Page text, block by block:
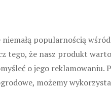
popularnością
tego, że nasz produkt
o jego
możemy